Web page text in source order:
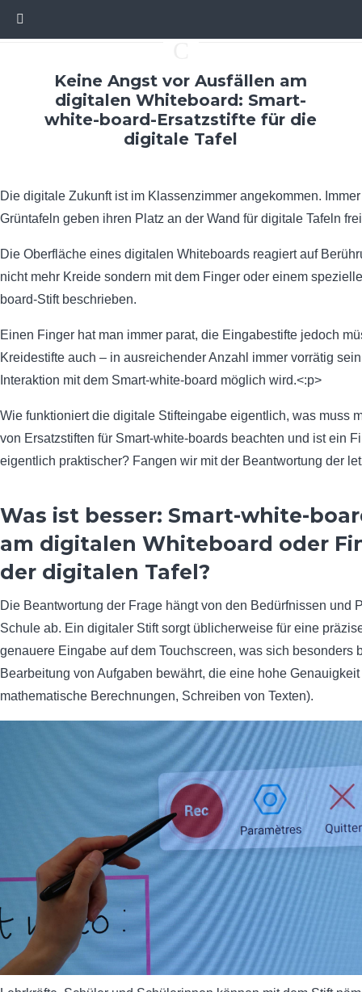
Keine Angst vor Ausfällen am
digitalen Whiteboard: Smart-
white-board-Ersatzstifte für die
digitale Tafel
Die digitale Zukunft ist im Klassenzimmer angekommen.
Grüntafeln geben ihren Platz an der Wand für digitale Tafeln
Die Oberfläche eines digitalen Whiteboards reagiert auf
nicht mehr Kreide sondern mit dem Finger oder einem
board-Stift beschrieben.
Einen Finger hat man immer parat, die Eingabestifte jedoch
Kreidestifte auch – in ausreichender Anzahl immer vorrätig
Interaktion mit dem Smart-white-board möglich wird.<:p>
Wie funktioniert die digitale Stifteingabe eigentlich, was muss
von Ersatzstiften für Smart-white-boards beachten und ist ein
eigentlich praktischer? Fangen wir mit der Beantwortung der
Was ist besser: Smart-white-
am digitalen Whiteboard oder
der digitalen Tafel?
Die Beantwortung der Frage hängt von den Bedürfnissen und
Schule ab. Ein digitaler Stift sorgt üblicherweise für eine
genauere Eingabe auf dem Touchscreen, was sich besonders
Bearbeitung von Aufgaben bewährt, die eine hohe
mathematische Berechnungen, Schreiben von Texten).